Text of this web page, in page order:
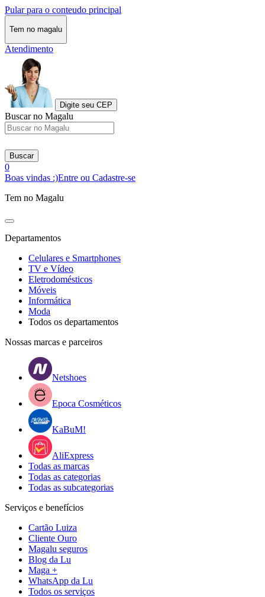
Pular para o conteudo principal
Tem no magalu
Atendimento
Digite seu CEP
Buscar no Magalu
Buscar
0
Boas vindas :)Entre ou Cadastre-se
Tem no Magalu
Departamentos
Celulares e Smartphones
TV e Vídeo
Eletrodomésticos
Móveis
Informática
Moda
Todos os departamentos
Nossas marcas e parceiros
Netshoes
Epoca Cosméticos
KaBuM!
AliExpress
Todas as marcas
Todas as categorias
Todas as subcategorias
Serviços e benefícios
Cartão Luiza
Cliente Ouro
Magalu seguros
Blog da Lu
Maga +
WhatsApp da Lu
Todos os serviços